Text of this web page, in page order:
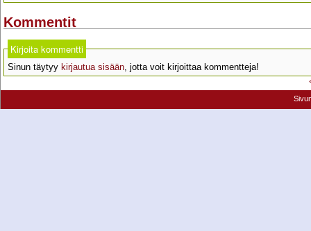
Kommentit
Kirjoita kommentti
Sinun täytyy kirjautua sisään , jotta voit kirjoittaa kommentteja!